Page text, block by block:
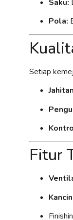
Saku:
Pola:
Setiap
Fitur